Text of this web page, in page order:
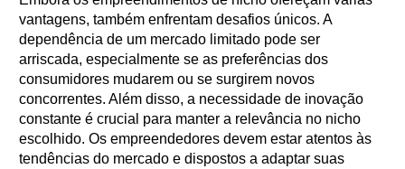
vantagens, também enfrentam desafios únicos. A
dependência de um mercado limitado pode ser
arriscada, especialmente se as preferências dos
consumidores mudarem ou se surgirem novos
concorrentes. Além disso, a necessidade de inovação
constante é crucial para manter a relevância no nicho
escolhido. Os empreendedores devem estar atentos às
tendências do mercado e dispostos a adaptar suas